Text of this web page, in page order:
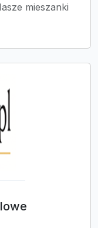
mieszanki